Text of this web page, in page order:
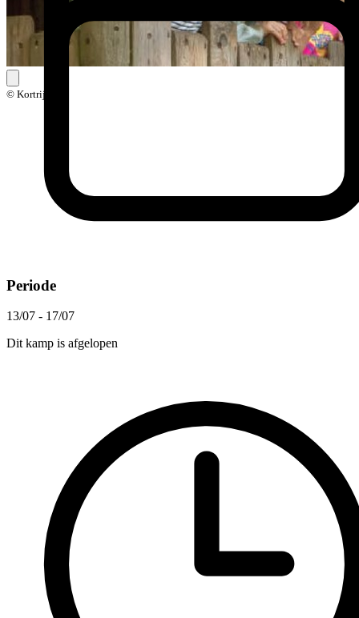
© Kortrijk
Periode
13/07 - 17/07
Dit kamp is afgelopen